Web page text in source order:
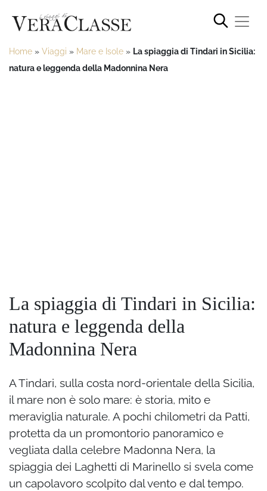
Home » Viaggi » Mare e Isole » La spiaggia di Tindari in Sicilia:
natura e leggenda della Madonnina Nera
La spiaggia di Tindari in Sicilia:
natura e leggenda della
Madonnina Nera
A Tindari, sulla costa nord-orientale della Sicilia,
il mare non è solo mare: è storia, mito e
meraviglia naturale. A pochi chilometri da Patti,
protetta da un promontorio panoramico e
vegliata dalla celebre Madonna Nera, la
spiaggia dei Laghetti di Marinello si svela come
un capolavoro scolpito dal vento e dal tempo.